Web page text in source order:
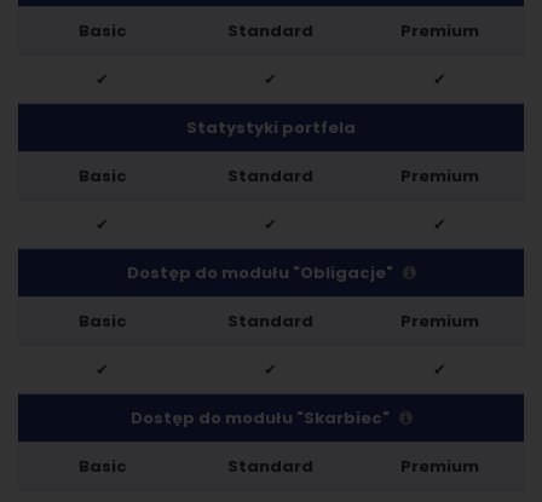
Basic Standard Premium
✔ ✔ ✔
Statystyki portfela
Basic Standard Premium
✔ ✔ ✔
Dostęp do modułu "Obligacje"
Basic Standard Premium
✔ ✔ ✔
Dostęp do modułu "Skarbiec"
Basic Standard Premium